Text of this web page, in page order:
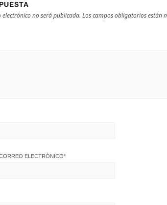
electrónico no será publicada. Los campos obligatorios están
ELECTRÓNICO*